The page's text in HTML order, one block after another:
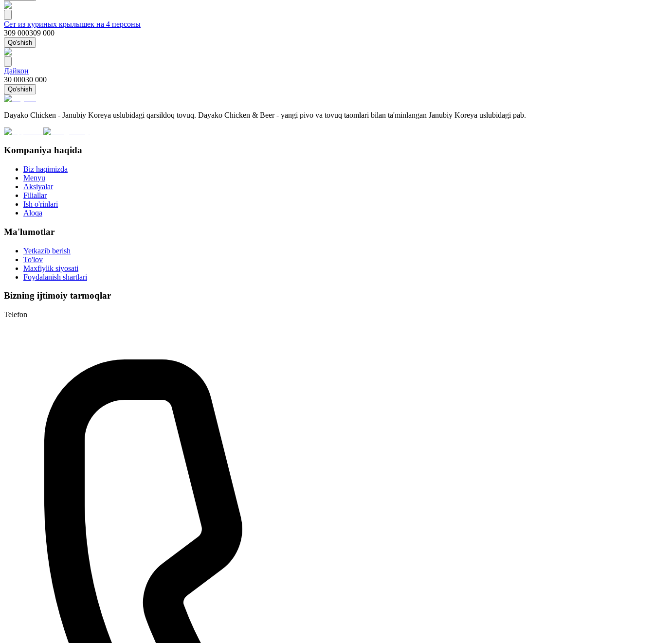
Сет из куриных крылышек на 4 персоны
309 000309 000
Qo'shish
Дайкон
30 00030 000
Qo'shish
Dayako Chicken - Janubiy Koreya uslubidagi qarsildoq tovuq. Dayako Chicken & Beer - yangi pivo va tovuq taomlari bilan ta'minlangan Janubiy Koreya uslubidagi pab.
Kompaniya haqida
Biz haqimizda
Menyu
Aksiyalar
Filiallar
Ish o'rinlari
Aloqa
Ma'lumotlar
Yetkazib berish
To'lov
Maxfiylik siyosati
Foydalanish shartlari
Bizning ijtimoiy tarmoqlar
Telefon